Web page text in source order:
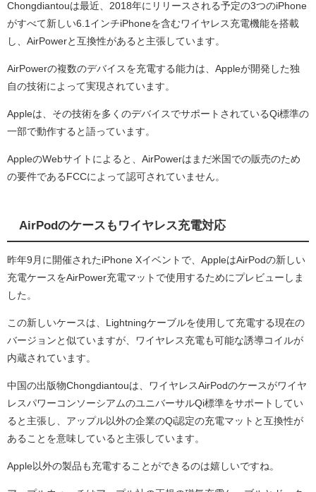
Chongdiantouは最近、2018年にリリースされる予定の3つのiPhone
がすべて新しい6.1インチiPhoneを含むワイヤレス充電機能を搭載
し、AirPowerと互換性があると主張しています。
AirPowerの複数のデバイスを充電する能力は、Appleが開発した独
自の技術によって実現されています。
Appleは、その技術を多くのデバイスでサポートされているQi標準の
一部で動作すると語っています。
AppleのWebサイトによると、AirPowerはまだ米国での販売のため
の要件であるFCCによって認可されていません。
AirPodのケースもワイヤレス充電対応
昨年9月に開催されたiPhone Xイベントで、AppleはAirPodの新しい
充電ケースをAirPower充電マットで使用するためにプレビューしま
した。
この新しいケースは、Lightningケーブルを使用して充電する現在の
バージョンと似ていますが、ワイヤレス充電も可能な誘導コイルが
内蔵されています。
中国の出版物Chongdiantouは、ワイヤレスAirPodのケースがワイヤ
レスパワーコンソーシアムのユニバーサルQi標準をサポートしてい
ると主張し、アップル以外の企業のQi認定の充電マットと互換性が
あることを意味していると主張しています。
Apple以外の製品も充電することができるのは嬉しいですね。